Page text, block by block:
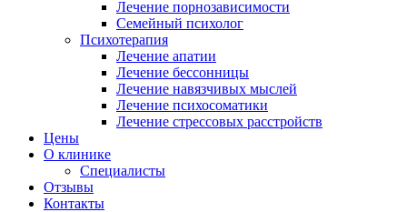
Лечение порнозависимости
Семейный психолог
Психотерапия
Лечение апатии
Лечение бессонницы
Лечение навязчивых мыслей
Лечение психосоматики
Лечение стрессовых расстройств
Цены
О клинике
Специалисты
Отзывы
Контакты